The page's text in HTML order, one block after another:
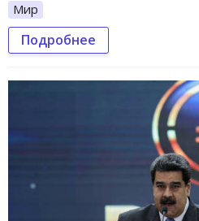
Мир
Подробнее